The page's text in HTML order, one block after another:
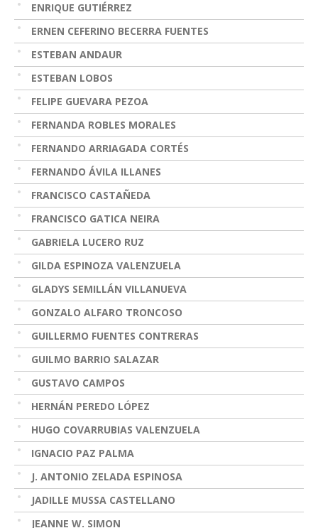
ENRIQUE GUTIÉRREZ
ERNEN CEFERINO BECERRA FUENTES
ESTEBAN ANDAUR
ESTEBAN LOBOS
FELIPE GUEVARA PEZOA
FERNANDA ROBLES MORALES
FERNANDO ARRIAGADA CORTÉS
FERNANDO ÁVILA ILLANES
FRANCISCO CASTAÑEDA
FRANCISCO GATICA NEIRA
GABRIELA LUCERO RUZ
GILDA ESPINOZA VALENZUELA
GLADYS SEMILLÁN VILLANUEVA
GONZALO ALFARO TRONCOSO
GUILLERMO FUENTES CONTRERAS
GUILMO BARRIO SALAZAR
GUSTAVO CAMPOS
HERNÁN PEREDO LÓPEZ
HUGO COVARRUBIAS VALENZUELA
IGNACIO PAZ PALMA
J. ANTONIO ZELADA ESPINOSA
JADILLE MUSSA CASTELLANO
JEANNE W. SIMON